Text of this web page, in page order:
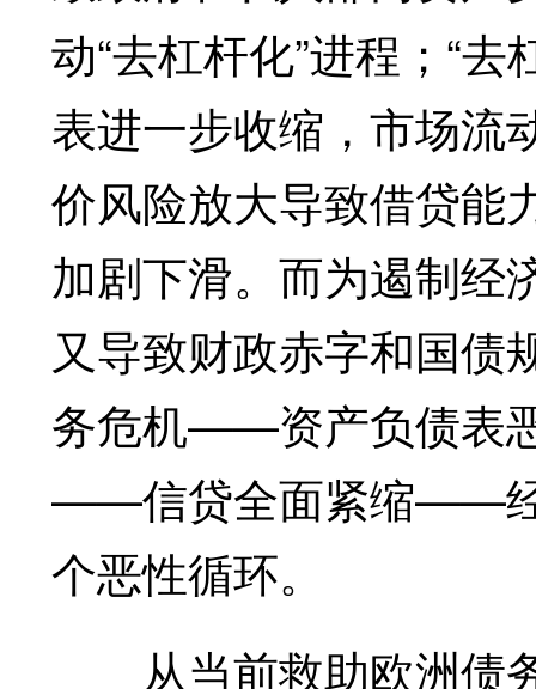
动“去杠杆化”进程；“
表进一步收缩，市场流
价风险放大导致借贷能
加剧下滑。而为遏制经
又导致财政赤字和国债
务危机——资产负债
——信贷全面紧缩——
个恶性循环。
从当前救助欧洲债